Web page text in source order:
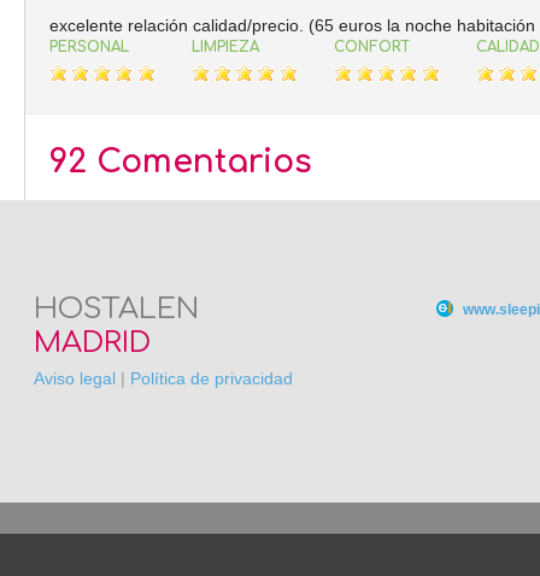
excelente relación calidad/precio. (65 euros la noche
PERSONAL LIMPIEZA CONFORT
92 Comentarios
HOSTALEN
MADRID
Aviso legal | Política de privacidad